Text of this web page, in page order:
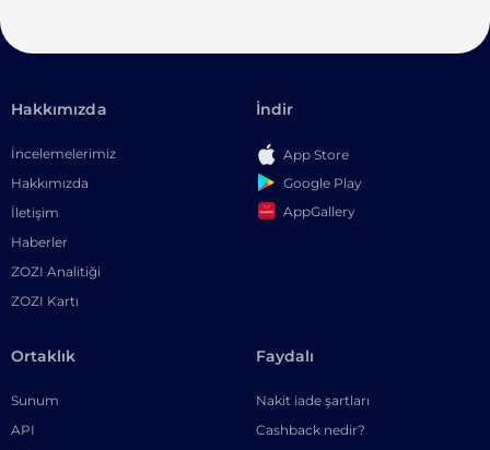
Hakkımızda
İncelemelerimiz
Hakkımızda
İletişim
Haberler
ZOZI Analitiği
ZOZI Kartı
İndir
App Store
Google Play
AppGallery
Ortaklık
Sunum
API
Faydalı
Nakit iade şartları
Cashback nedir?